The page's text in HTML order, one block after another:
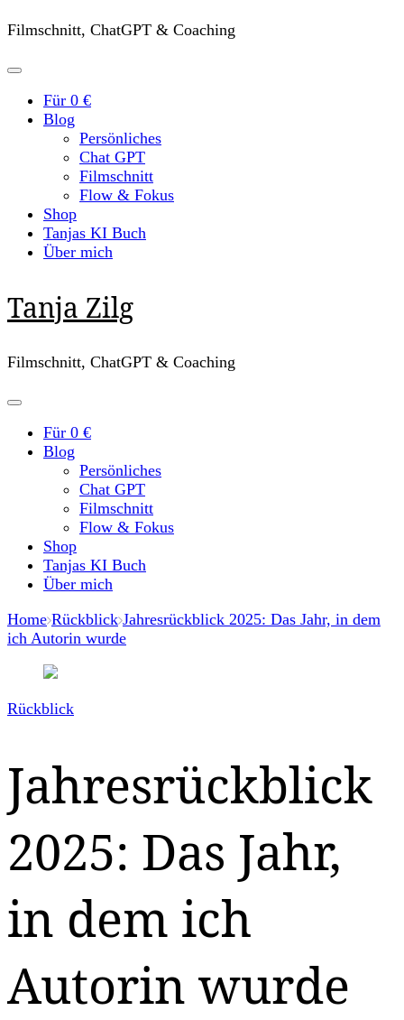
Filmschnitt, ChatGPT & Coaching
Für 0 €
Blog
Persönliches
Chat GPT
Filmschnitt
Flow & Fokus
Shop
Tanjas KI Buch
Über mich
Tanja Zilg
Filmschnitt, ChatGPT & Coaching
Für 0 €
Blog
Persönliches
Chat GPT
Filmschnitt
Flow & Fokus
Shop
Tanjas KI Buch
Über mich
Home Rückblick Jahresrückblick 2025: Das Jahr, in dem
ich Autorin wurde
Rückblick
Jahresrückblick
2025: Das Jahr,
in dem ich
Autorin wurde